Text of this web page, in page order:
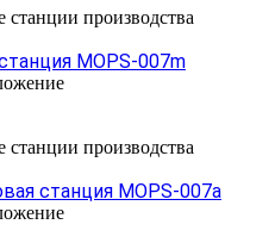
производства
MOPS-007m
производства
станция MOPS-007a